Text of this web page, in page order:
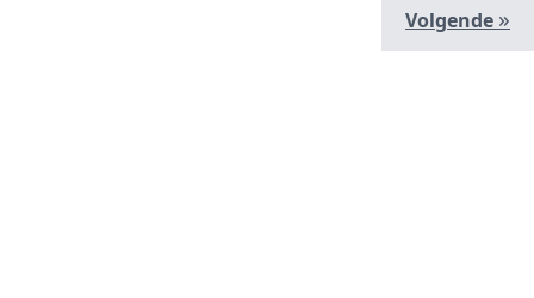
Volgende »